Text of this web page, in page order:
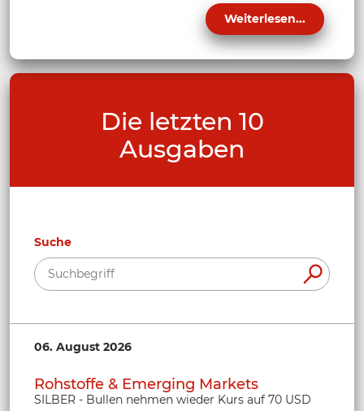
Weiterlesen...
Die letzten 10
Ausgaben
Suche
06. August 2026
Rohstoffe & Emerging Markets
SILBER - Bullen nehmen wieder Kurs auf 70 USD